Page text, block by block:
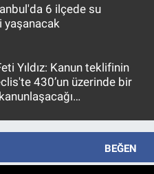
6 ilçede su
yaşanacak
Yıldız: Kanun teklifinin
430’un üzerinde bir
BEĞEN